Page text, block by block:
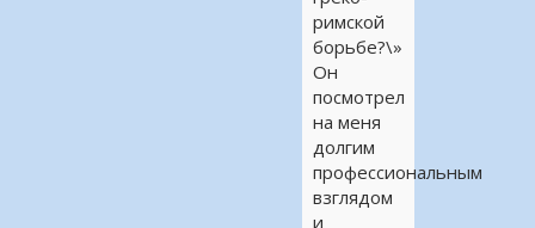
римской
борьбе?\»
Он
посмотрел
на меня
долгим
профессиональным
взглядом
и